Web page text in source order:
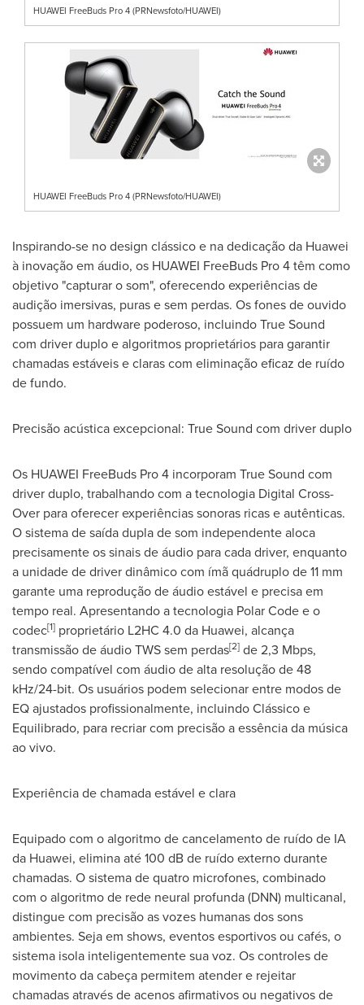
HUAWEI FreeBuds Pro 4 (PRNewsfoto/HUAWEI)
HUAWEI FreeBuds Pro 4 (PRNewsfoto/HUAWEI)
Inspirando-se no design clássico e na dedicação da Huawei
à inovação em áudio, os HUAWEI FreeBuds Pro 4 têm como
objetivo "capturar o som", oferecendo experiências de
audição imersivas, puras e sem perdas. Os fones de ouvido
possuem um hardware poderoso, incluindo True Sound
com driver duplo e algoritmos proprietários para garantir
chamadas estáveis e claras com eliminação eficaz de ruído
de fundo.
Precisão acústica excepcional: True Sound com driver duplo
Os HUAWEI FreeBuds Pro 4 incorporam True Sound com
driver duplo, trabalhando com a tecnologia Digital Cross-
Over para oferecer experiências sonoras ricas e autênticas.
O sistema de saída dupla de som independente aloca
precisamente os sinais de áudio para cada driver, enquanto
a unidade de driver dinâmico com ímã quádruplo de 11 mm
garante uma reprodução de áudio estável e precisa em
tempo real. Apresentando a tecnologia Polar Code e o
codec[1] proprietário L2HC 4.0 da Huawei, alcança
transmissão de áudio TWS sem perdas[2] de 2,3 Mbps,
sendo compatível com áudio de alta resolução de 48
kHz/24-bit. Os usuários podem selecionar entre modos de
EQ ajustados profissionalmente, incluindo Clássico e
Equilibrado, para recriar com precisão a essência da música
ao vivo.
Experiência de chamada estável e clara
Equipado com o algoritmo de cancelamento de ruído de IA
da Huawei, elimina até 100 dB de ruído externo durante
chamadas. O sistema de quatro microfones, combinado
com o algoritmo de rede neural profunda (DNN) multicanal,
distingue com precisão as vozes humanas dos sons
ambientes. Seja em shows, eventos esportivos ou cafés, o
sistema isola inteligentemente sua voz. Os controles de
movimento da cabeça permitem atender e rejeitar
chamadas através de acenos afirmativos ou negativos de